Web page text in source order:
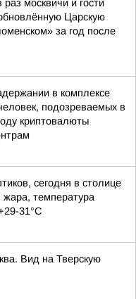
москвичи и гости
Царскую
за год после
в комплексе
подозреваемых в
криптовалюты
сегодня в столице
температура
31°С
Вид на Тверскую